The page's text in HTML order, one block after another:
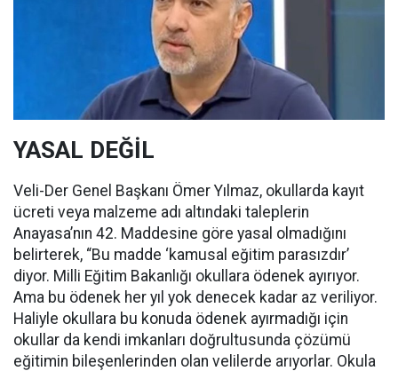
YASAL DEĞİL
Veli-Der Genel Başkanı Ömer Yılmaz, okullarda kayıt
ücreti veya malzeme adı altındaki taleplerin
Anayasa’nın 42. Maddesine göre yasal olmadığını
belirterek, “Bu madde ‘kamusal eğitim parasızdır’
diyor. Milli Eğitim Bakanlığı okullara ödenek ayırıyor.
Ama bu ödenek her yıl yok denecek kadar az veriliyor.
Haliyle okullara bu konuda ödenek ayırmadığı için
okullar da kendi imkanları doğrultusunda çözümü
eğitimin bileşenlerinden olan velilerde arıyorlar. Okula